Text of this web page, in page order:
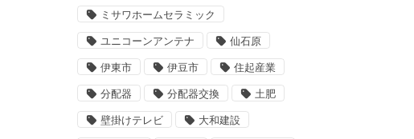
ミサワホームセラミック
ユニコーンアンテナ 仙石原
伊東市 伊豆市 住起産業
分配器 分配器交換 土肥
壁掛けテレビ 大和建設